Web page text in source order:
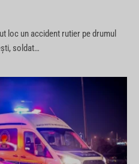
loc un accident rutier pe drumul
soldat…